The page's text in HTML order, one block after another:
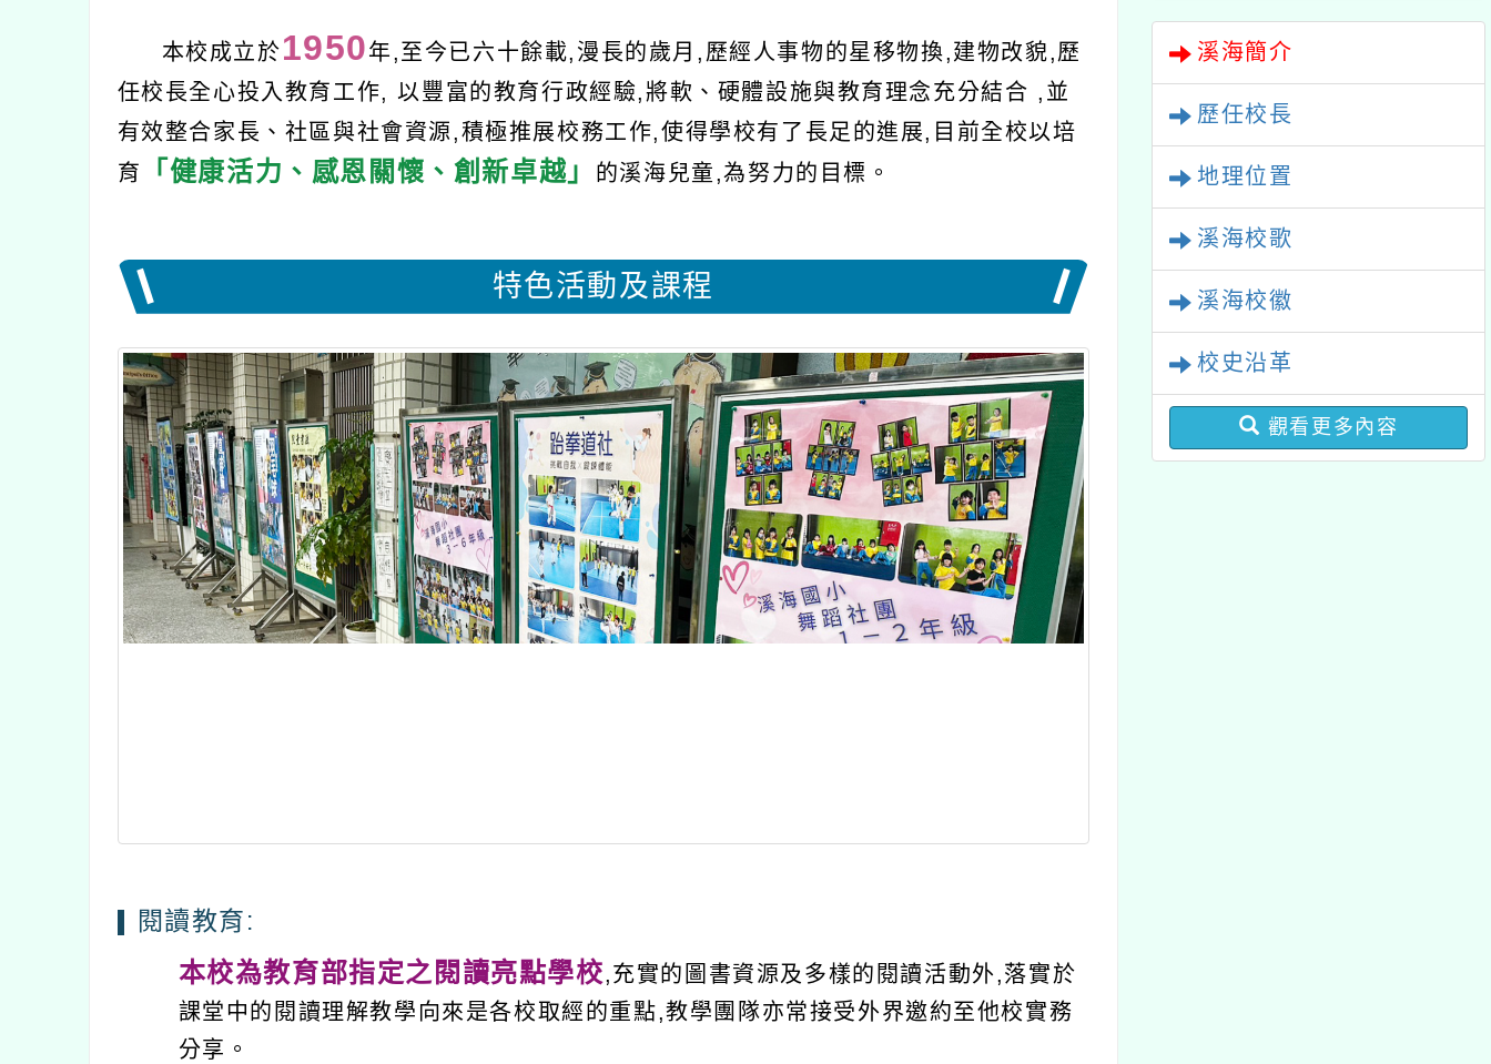
本校成立於1950年,至今已六十餘載,漫長的歲月,歷經人事物的星移物換,建物改貌,歷
任校長全心投入教育工作, 以豐富的教育行政經驗,將軟、硬體設施與教育理念充分結合 ,並
有效整合家長、社區與社會資源,積極推展校務工作,使得學校有了長足的進展,目前全校以培
育
「健康活力、感恩關懷、創新卓越」 的溪海兒童,為努力的目標。
特色活動及課程
閱讀教育:
本校為教育部指定之閱讀亮點學校,充實的圖書資源及多樣的閱讀活動外,落實於
課堂中的閱讀理解教學向來是各校取經的重點,教學團隊亦常接受外界邀約至他校實務
分享。
溪海簡介
歷任校長
地理位置
溪海校歌
溪海校徽
校史沿革
觀看更多內容